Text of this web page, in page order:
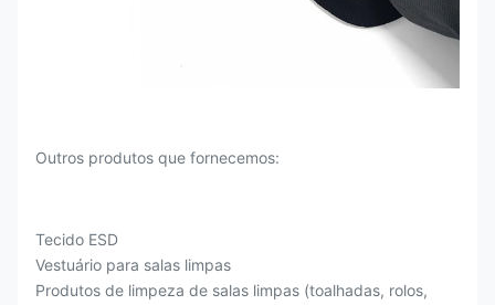
Outros produtos que fornecemos:
Tecido ESD
Vestuário para salas limpas
Produtos de limpeza de salas limpas (toalhadas, rolos,